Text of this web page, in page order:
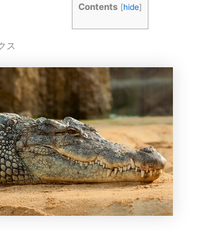
Contents [hide]
ス